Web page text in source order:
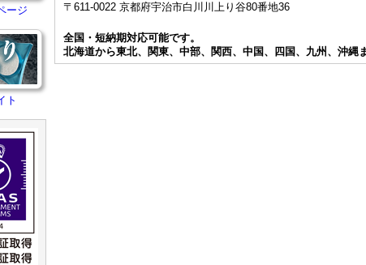
〒611-0022 京都府宇治市白川川上り谷80番地36
全国・短納期対応可能です。
北海道から東北、関東、中部、関西、中国、四国、九州、沖縄
ージ
ト